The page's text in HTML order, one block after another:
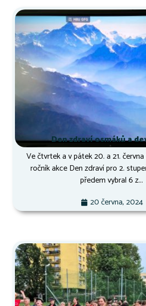
Den zdraví osmáků a
Ve čtvrtek a v pátek 20. a 21.
ročník akce Den zdraví pro 2.
předem vybral 6 z...
20 června, 2024